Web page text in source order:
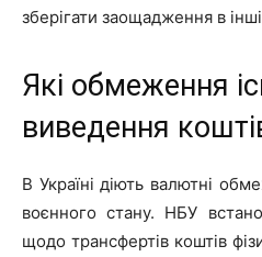
зберігати заощадження в
Які обмеження
виведення
В Україні діють валютні
воєнного стану. НБУ
щодо трансфертів коштів